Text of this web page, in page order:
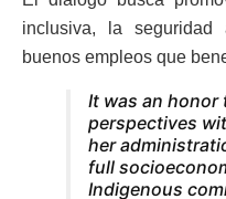
inclusiva, la
buenos empleos que
It was an honor
perspectives
her
full
Indigenous